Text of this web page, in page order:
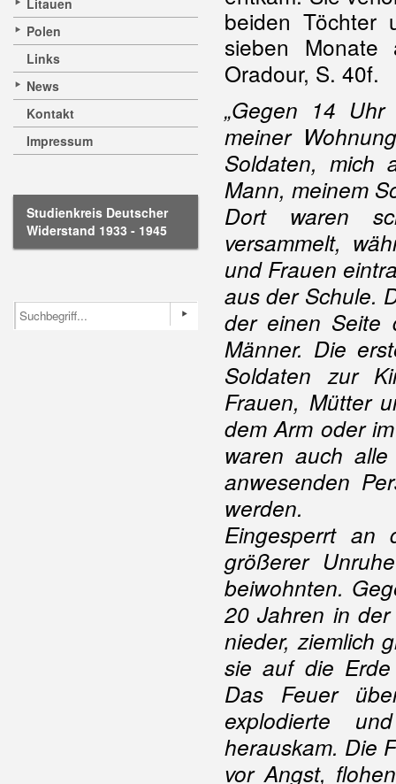
Litauen
Polen
Links
News
Kontakt
Impressum
Studienkreis Deutscher
Widerstand 1933 - 1945
beiden Töchter
sieben
Oradour, S. 40f.
„Gegen 14
meiner
Soldaten, mich
Mann, meinem
Dort waren
versammelt,
und Frauen
aus der Schule.
der einen Seite
Männer. Die
Soldaten zur
Frauen, Mütter
dem Arm oder
waren auch
anwesenden
werden.
Eingesperrt an
größerer
beiwohnten.
20 Jahren in
nieder, ziemlich
sie auf die
Das Feuer
explodierte
herauskam. Die
vor Angst,